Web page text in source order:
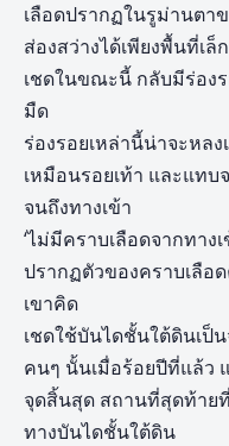
เลือดปรากฏในรูม่านตา
ส่องสว่างได้เพียงพื้นที่เ
เชดในขณะนี้ กลับมีร่อง
มืด
ร่องรอยเหล่านี้น่าจะหล
เหมือนรอยเท้า และแท
จนถึงทางเข้า
‘ไม่มีคราบเลือดจากทาง
ปรากฏตัวของคราบเลือ
เขาคิด
เชดใช้บันไดชั้นใต้ดินเป็
คนๆ นั้นเมื่อร้อยปีที่แล้ว
จุดสิ้นสุด สถานที่สุดท้าย
ทางบันไดชั้นใต้ดิน